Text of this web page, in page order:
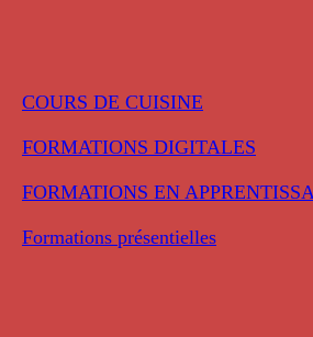
COURS DE CUISINE
FORMATIONS DIGITALES
FORMATIONS EN
Formations présentielles